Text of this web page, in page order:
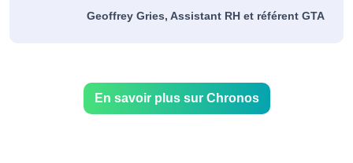
Geoffrey Gries, Assistant RH et référent GTA
En savoir plus sur Chronos